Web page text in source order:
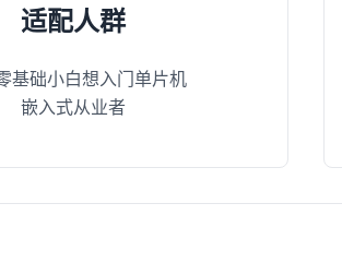
适配人群
基础小白想入门单片机
嵌入式从业者